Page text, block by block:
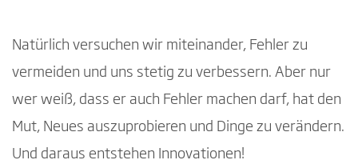
Natürlich versuchen wir miteinander, Fehler zu
vermeiden und uns stetig zu verbessern. Aber nur
wer weiß, dass er auch Fehler machen darf, hat den
Mut, Neues auszuprobieren und Dinge zu verändern.
Und daraus entstehen Innovationen!